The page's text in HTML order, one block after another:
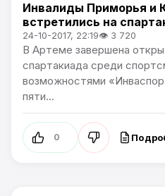
Спорт
Инвалиды Приморья и
встретились на
24-10-2017, 22:19👁 3 720
В Артеме завершена
спартакиада среди
возможностями
пяти...
0